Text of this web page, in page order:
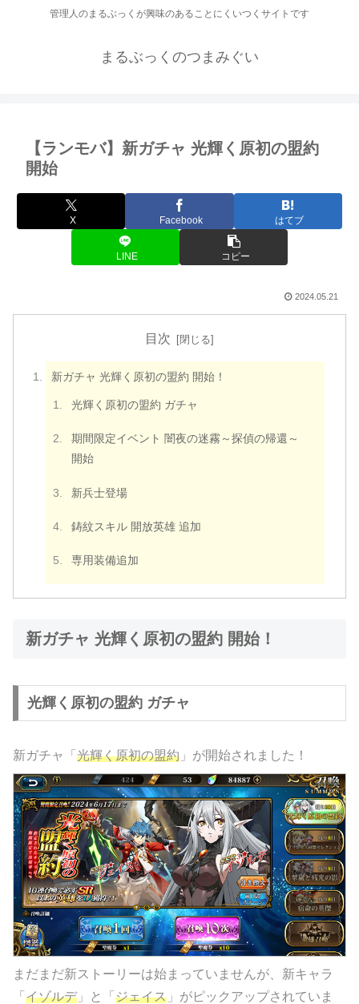
管理人のまるぶっくが興味のあることにくいつくサイトです
まるぶっくのつまみぐい
【ランモバ】新ガチャ 光輝く原初の盟約
開始
X Facebook はてブ
LINE コピー
2024.05.21
目次
新ガチャ 光輝く原初の盟約 開始！
光輝く原初の盟約 ガチャ
期間限定イベント 闇夜の迷霧～探偵の帰還～
開始
新兵士登場
鋳紋スキル 開放英雄 追加
専用装備追加
新ガチャ 光輝く原初の盟約 開始！
光輝く原初の盟約 ガチャ
新ガチャ「 光輝く原初の盟約 」が開始されました！
まだまだ新ストーリーは始まっていませんが、新キャラ
「 イゾルデ」と「 ジェイス 」がピックアップされていま